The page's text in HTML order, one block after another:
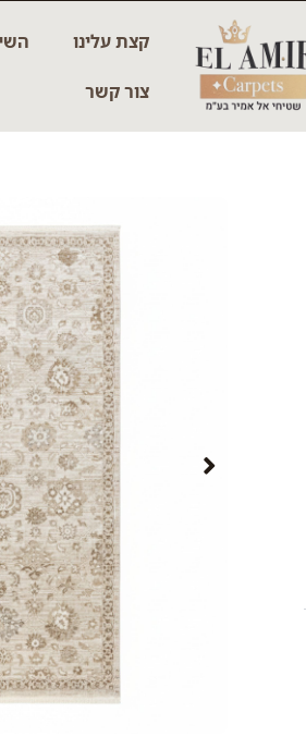
קצת עלינו
צור קשר